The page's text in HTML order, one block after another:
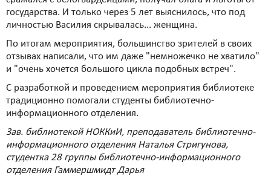
государства. И только через 5 лет выяснилось, что под
личностью Василия скрывалась... женщина.
По итогам мероприятия, большинство зрителей в своих
отзывах написали, что им даже "немножечко не хватило"
и "очень хочется большого цикла подобных встреч".
С разработкой и проведением мероприятия библиотеке
традиционно помогали студенты библиотечно-
информационного отделения.
Зав. библиотекой НОККиИ, преподаватель библиотечно-
информационного отделения Наталья Стригунова,
студентка 28 группы библиотечно-информационного
отделения Гаммершмидт Дарья